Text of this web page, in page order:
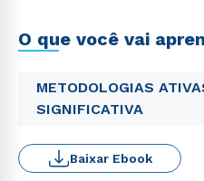
O que você vai
METODOLOGIAS
SIGNIFICATIVA
Baixar Ebook